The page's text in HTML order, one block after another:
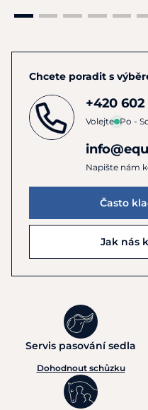
Chcete poradit s
+420 602
Volejte Po -
Napište nám
Často
Jak nás
Servis pasování sedla
Dohodnout schůzku